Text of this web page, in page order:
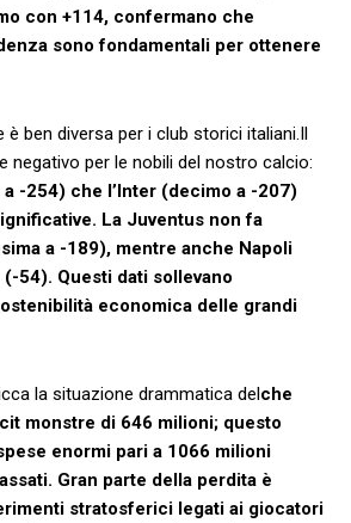
con ‌+114, confermano che
sono ‍fondamentali per ottenere
è⁤ ben diversa per i club storici​ italiani.Il​
​negativo per le nobili del nostro calcio:
⁢-254) che l’Inter (decimo a -207)
La⁣ Juventus non fa‌
a -189), mentre anche Napoli
54). ‍Questi ⁣dati sollevano
economica delle ⁢grandi
la‌ situazione drammatica delche
monstre di⁤ 646 ‌milioni; questo
enormi pari a ‍1066 milioni
Gran parte della perdita è
‌stratosferici legati ai giocatori